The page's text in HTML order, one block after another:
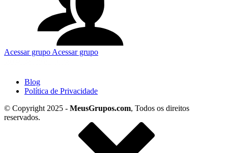
Acessar grupo Acessar grupo
Blog
Política de Privacidade
© Copyright 2025 - MeusGrupos.com, Todos os direitos
reservados.